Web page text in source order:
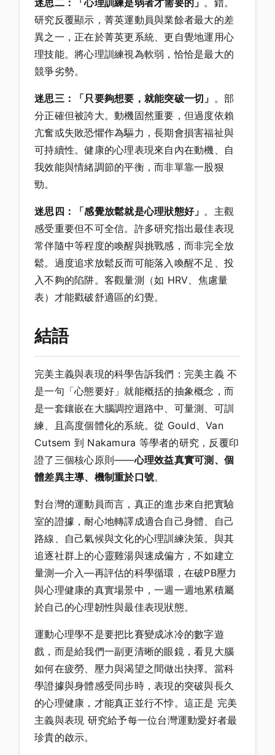
研究反覆顯示，菁英運動員與業餘者最大的差
異之一，正在於菁英更系統、更自覺地運用心
理技能。將心理訓練視為軟弱，恰恰是最大的
競爭劣勢。
迷思三：「只要夠想要，就能突破一切」 。部
分正確但被誇大。動機固然重要，但過度依賴
亢奮或失敗恐懼作為驅力，長期會損害福祉與
可持續性。健康的心理表現來自內在動機、自
我效能與情緒調節的平衡，而非單靠一股狠
勁。
迷思四：「感覺放鬆就是心理狀態好」 。主觀
感受重要但不可全信。許多研究指出最佳表現
常伴隨中等程度的喚醒與挑戰感，而非完全放
鬆。過度追求放鬆反而可能落入喚醒不足、投
入不夠的陷阱。客觀量測（如 HRV、焦慮量
表）才能戳破舒適區的幻覺。
結語
完美主義與表現的科學告訴我們：完美主義 不
是一句「心態要好」就能概括的抽象概念，而
是一套鑲嵌在大腦調控迴路中、可量測、可訓
練、且高度個體化的系統。從 Gould、Van
Cutsem 到 Nakamura 等學者的研究，反覆印
證了三個核心原則——心理效益真實可測、個
體差異主導、機制重於口號。
對台灣的運動員而言，真正的進步來自把實驗
室的證據，耐心地轉譯成適合自己身體、自己
路線、自己氣候與文化的心理訓練決策。與其
追逐社群上的心靈雞湯與速成偏方，不如建立
量測—介入—再評估的科學循環，在破PB壓力
與心理健康的真實場景中，一週一週地累積屬
於自己的心理韌性與最佳表現狀態。
運動心理學不是要把比賽變成冰冷的數字遊
戲，而是給我們一副更清晰的眼鏡，看見大腦
如何在疲勞、壓力與渴望之間做出抉擇。當科
學證據與身體感受同步時，表現的突破與長久
的心理健康，才能真正並行不悖。這正是 完美
主義與表現 研究給予每一位台灣運動愛好者最
珍貴的啟示。